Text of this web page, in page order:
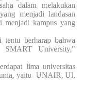
dalam melakukan
menjadi landasan
menjadi kampus yang
berharap bahwa
University,"
lima universitas
yaitu UNAIR, UI,